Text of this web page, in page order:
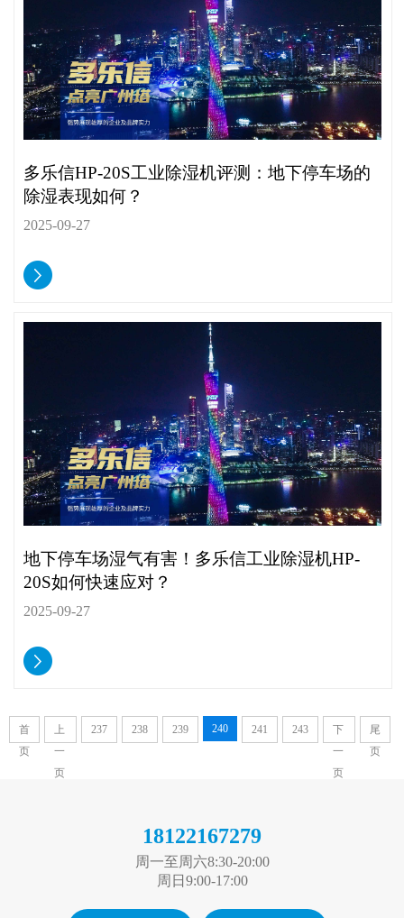
多乐信HP-20S工业除湿机评测：地下停车场的
除湿表现如何？
2025-09-27
地下停车场湿气有害！多乐信工业除湿机HP-
20S如何快速应对？
2025-09-27
首
页
上
一
页
237 238 239 240 241 243
下
一
页
尾
页
18122167279
周一至周六8:30-20:00
周日9:00-17:00